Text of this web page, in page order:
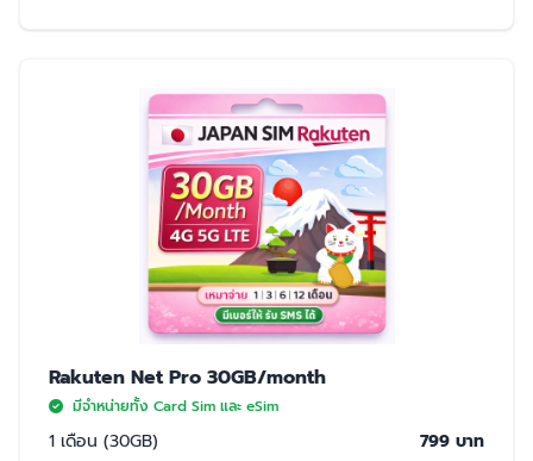
Rakuten Net Pro 30GB/month
มีจำหน่ายทั้ง Card Sim และ eSim
1 เดือน (30GB)
799 บาท